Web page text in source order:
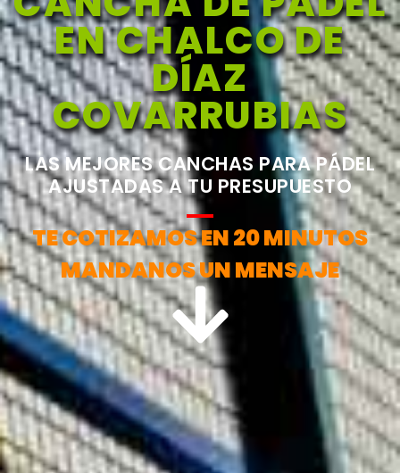
EN CHALCO DE
DÍAZ
COVARRUBIAS
LAS MEJORES CANCHAS PARA PÁDEL
AJUSTADAS A TU PRESUPUESTO
TE COTIZAMOS EN 20 MINUTOS
MANDANOS UN MENSAJE